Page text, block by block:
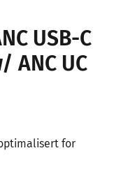
USB-C
ANC UC
for